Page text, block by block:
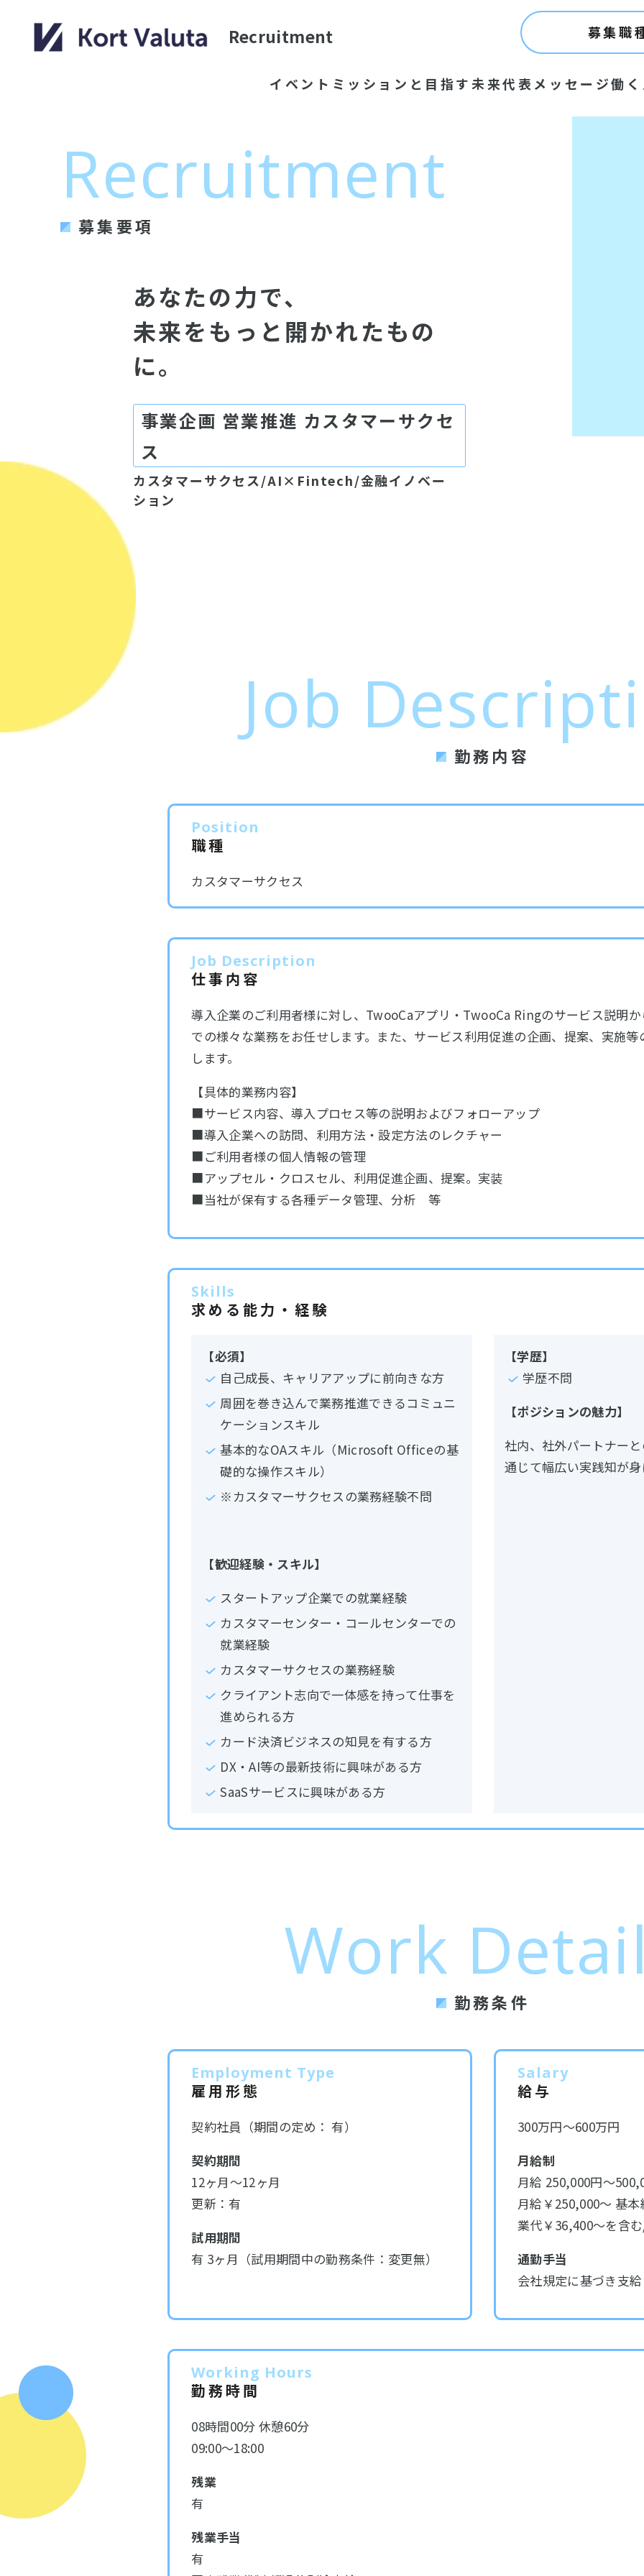
Recruitment 募集職
イベント ミッションと目指す未来代表メッセージ働
Recruitment
募集要項
あなたの力で、
未来をもっと開かれたもの
に。
事業企画 営業推進 カスタマーサクセ
ス
カスタマーサクセス/AI×Fintech/金融イノベー
ション
Job
勤務内容
Position
職種
カスタマーサクセス
Job Description
仕事内容
導入企業のご利用者様に対し、TwooCaアプリ・TwooCa Ringのサービス説明
での様々な業務をお任せします。また、サービス利用促進の企画、提案、実施
します。
【具体的業務内容】
■サービス内容、導入プロセス等の説明およびフォローアップ
■導入企業への訪問、利用方法・設定方法のレクチャー
■ご利用者様の個人情報の管理
■アップセル・クロスセル、利用促進企画、提案。実装
■当社が保有する各種データ管理、分析 等
Skills
求める能力・経験
【必須】
自己成長、キャリアアップに前向きな方
周囲を巻き込んで業務推進できるコミュニ
ケーションスキル
基本的なOAスキル（Microsoft Officeの基
礎的な操作スキル）
※カスタマーサクセスの業務経験不問
【歓迎経験・スキル】
スタートアップ企業での就業経験
カスタマーセンター・コールセンターでの
就業経験
カスタマーサクセスの業務経験
クライアント志向で一体感を持って仕事を
進められる方
カード決済ビジネスの知見を有する方
DX・AI等の最新技術に興味がある方
SaaSサービスに興味がある方
【学歴】
学歴不問
【ポジションの魅力】
社内、社外パートナー
通じて幅広い実践知が
Work
勤務条件
Employment Type
雇用形態
契約社員（期間の定め： 有）
契約期間
12ヶ月～12ヶ月
更新：有
試用期間
有 3ヶ月（試用期間中の勤務条件：変更無）
Salary
給与
300万円～600万円
月給制
月給 250,000円～
月給￥250,000～ 基
業代￥36,400～を含
通勤手当
会社規定に基づき支
Working Hours
勤務時間
08時間00分 休憩60分
09:00～18:00
残業
有
残業手当
有